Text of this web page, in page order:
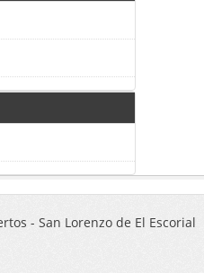
- San Lorenzo de El Escorial